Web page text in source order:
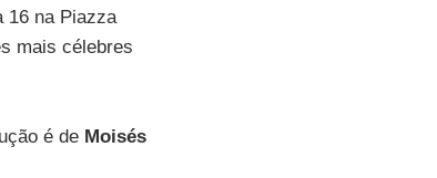
16 na Piazza
mais célebres
é de Moisés